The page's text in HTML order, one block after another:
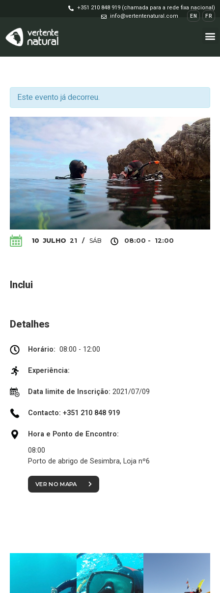
+351 210 848 919 (chamada para a rede fixa nacional)
info@vertentenatural.com
EN FR
Este evento já decorreu.
10 JULHO 21 / SÁB 08:00 - 12:00
Inclui
Detalhes
Horário: 08:00 - 12:00
Experiência:
Data limite de Inscrição: 2021/07/09
Contacto: +351 210 848 919
Hora e Ponto de Encontro:
08:00
Porto de abrigo de Sesimbra, Loja nº6
VER NO MAPA